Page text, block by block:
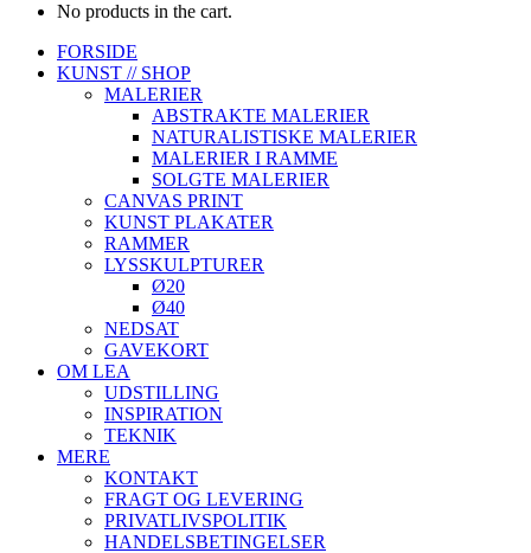
No products in the cart.
Instagram
page
Facebook
page
FORSIDE
KUNST // SHOP
MALERIER
ABSTRAKTE MALERIER
NATURALISTISKE MALERIER
MALERIER I RAMME
SOLGTE MALERIER
CANVAS PRINT
KUNST PLAKATER
RAMMER
LYSSKULPTURER
Ø20
Ø40
NEDSAT
GAVEKORT
OM LEA
UDSTILLING
INSPIRATION
TEKNIK
MERE
KONTAKT
FRAGT OG LEVERING
PRIVATLIVSPOLITIK
HANDELSBETINGELSER